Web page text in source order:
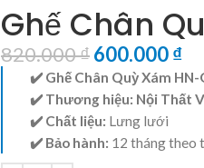
Ghế Chân
820.000₫600.000₫
✔️ Ghế Chân Quỳ Xám HN-
✔️ Thương hiệu: Nội Thất
✔️ Chất liệu: Lưng lưới
✔️ Bảo hành: 12 tháng theo